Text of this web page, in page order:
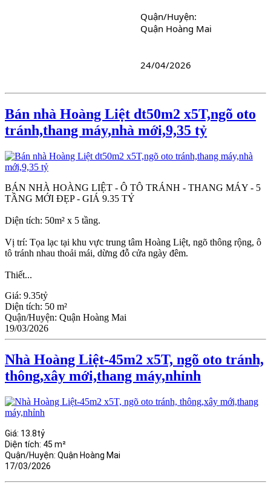
Quận/Huyện:
Quận Hoàng Mai
24/04/2026
Bán nhà Hoàng Liệt dt50m2 x5T,ngõ oto
tránh,thang máy,nhà mới,9,35 tỷ
BÁN NHÀ HOÀNG LIỆT - Ô TÔ TRÁNH - THANG MÁY - 5
TẦNG MỚI ĐẸP - GIÁ 9.35 TỶ
Diện tích: 50m² x 5 tầng.
Vị trí: Tọa lạc tại khu vực trung tâm Hoàng Liệt, ngõ thông rộng, ô
tô tránh nhau thoải mái, dừng đỗ cửa ngày đêm.
Thiết...
Giá: 9.35tỷ
Diện tích: 50 m²
Quận/Huyện: Quận Hoàng Mai
19/03/2026
Nhà Hoàng Liệt-45m2 x5T, ngõ oto tránh,
thông,xây mới,thang máy,nhỉnh
Giá: 13.8tỷ
Diện tích: 45 m²
Quận/Huyện: Quận Hoàng Mai
17/03/2026